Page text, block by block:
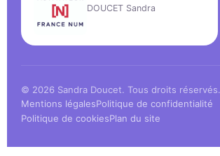
DOUCET Sandra
© 2026 Sandra Doucet. Tous droits réservés.
Mentions légalesPolitique de confidentialité
Politique de cookiesPlan du site